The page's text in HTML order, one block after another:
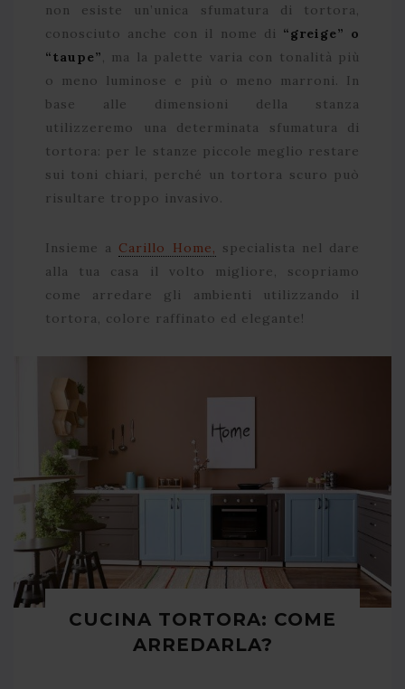
non esiste un’unica sfumatura di tortora,
conosciuto anche con il nome di “greige” o
“taupe”, ma la palette varia con tonalità più
o meno luminose e più o meno marroni. In
base alle dimensioni della stanza
utilizzeremo una determinata sfumatura di
tortora: per le stanze piccole meglio restare
sui toni chiari, perché un tortora scuro può
risultare troppo invasivo.
Insieme a Carillo Home, specialista nel dare
alla tua casa il volto migliore, scopriamo
come arredare gli ambienti utilizzando il
tortora, colore raffinato ed elegante!
CUCINA TORTORA: COME
ARREDARLA?